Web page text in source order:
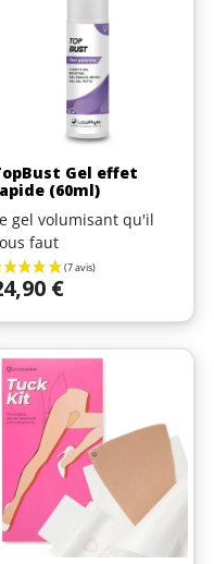
Gel effet
(60ml)
gel volumisant qu'il
faut
€